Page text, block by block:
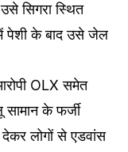
सिगरा स्थित
में पेशी के बाद उसे जेल
OLX समेत
के फर्जी
लोगों से एडवांस